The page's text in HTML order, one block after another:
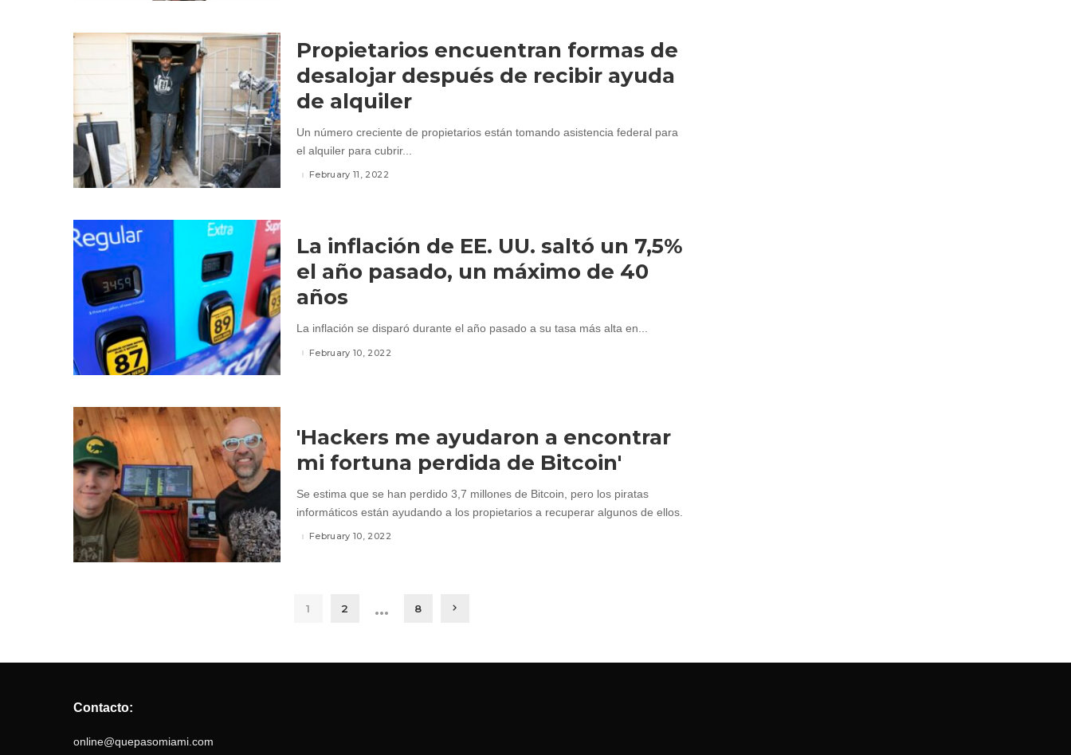
Propietarios encuentran formas de
desalojar después de recibir ayuda
de alquiler
Un número creciente de propietarios están tomando asistencia federal para
el alquiler para cubrir...
February 11, 2022
La inflación de EE. UU. saltó un 7,5%
el año pasado, un máximo de 40
años
La inflación se disparó durante el año pasado a su tasa más alta en...
February 10, 2022
'Hackers me ayudaron a encontrar
mi fortuna perdida de Bitcoin'
Se estima que se han perdido 3,7 millones de Bitcoin, pero los piratas
informáticos están ayudando a los propietarios a recuperar algunos de ellos.
February 10, 2022
1 2 … 8
Contacto:
online@quepasomiami.com